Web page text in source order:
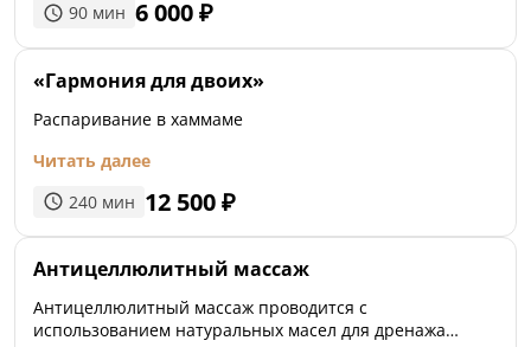
90 мин 6 000₽
«Гармония для двоих»
Распаривание в хаммаме
Читать далее
240 мин 12 500₽
Антицеллюлитный массаж
Антицеллюлитный массаж проводится с
использованием натуральных масел для дренажа